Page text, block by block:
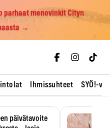
parhaat menovinkit Cityn
→
Ihmissuhteet SYÖ!-
päivätavoite